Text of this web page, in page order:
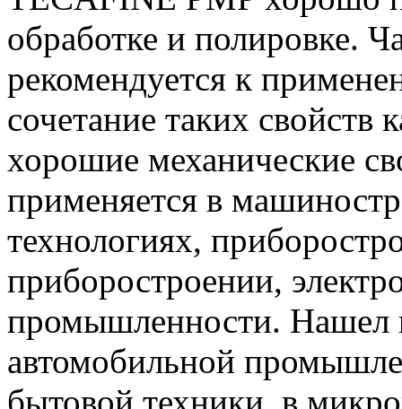
обработке и полировке.
рекомендуется к
сочетание таких свойств
хорошие механические
применяется в
технологиях,
приборостроении,
промышленности. Нашел
автомобильной
бытовой техники, в